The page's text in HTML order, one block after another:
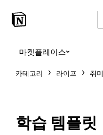
마켓플레이스
카테고리 라이프 취미
학습 템플릿